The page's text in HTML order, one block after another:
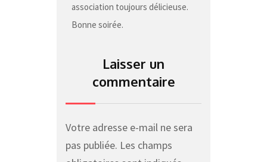
association toujours délicieuse.
Bonne soirée.
Laisser un
commentaire
Votre adresse e-mail ne sera
pas publiée. Les champs